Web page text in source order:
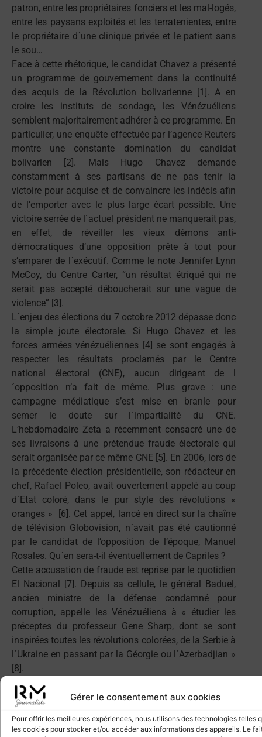
Gérer le consentement aux cookies
Pour offrir les meilleures expériences, nous utilisons des technologies telles
les cookies pour stocker et/ou accéder aux informations des appareils. Le
patron, entre les propriétaires fonciers et les mal-logés,
entre les paysans exploités et les terratenientes, entre
le propriétaire d´une clinique privée et le patient sans
le sou…
Face à cette rhétorique, le candidat Chavez a présenté
un programme de gouvernement dans la continuité
des acquis de la Révolution bolivarienne [1]. A en
croire les instituts de sondage, les Vénézuéliens
semblent majoritairement adhérer à ce programme. En
particulier, une enquête effectuée par l’agence Reuters
montre une constante domination du candidat
bolivarien [2]. Mais Hugo Chavez demande
constamment à ses partisans de ne pas tenir la
victoire pour acquise et de convaincre les indécis afin
de l’emporter avec le plus large écart possible. Une
victoire serrée de l´actuel président ne manquerait pas,
en effet, de réveiller les vieux démons anti-
démocratiques d’une opposition prête à tout pour
s’emparer de l´exécutif. Comme le note Jennifer Lynn
McCoy, du Centre Carter, “un résultat étriqué qui ne
serait pas accepté déboucherait sur une vague de
violence” [3].
L´enjeu des élections du 7 octobre 2012 dépasse donc
la simple joute électorale. Si Hugo Chavez et les
forces armées vénézuéliennes [4] se sont engagés à
respecter les résultats proclamés par le Centre
national électoral (CNE), aucun dirigeant de l
´opposition n’a fait de même. Plus grave : une
campagne médiatique s’est mise en branle pour
semer le doute sur l´impartialité du CNE.
L’hebdomadaire Zeta a récemment consacré une de
ses livraisons à une prétendue fraude électorale qui
serait organisée par ce même CNE [5]. En 2006, lors de
la précédente élection présidentielle, son rédacteur en
chef, Rafael Poleo, avait ouvertement appelé au coup
d´Etat coloré, dans le pur style des révolutions «
oranges » [6]. Cet appel, lancé en direct sur la chaîne
de télévision Globovision, n´avait pas été cautionné
par le candidat de l’opposition de l’époque, Manuel
Rosales. Qu´en sera-t-il éventuellement de Capriles ?
Cette accusation de fraude est reprise par le quotidien
El Nacional [7]. Depuis sa cellule, le général Baduel,
ancien ministre de la défense condamné pour
corruption, appelle les Vénézuéliens à « étudier les
préceptes du professeur Gene Sharp, dont se sont
inspirées toutes les révolutions colorées, de la Serbie à
l´Ukraine en passant par la Géorgie ou l´Azerbadjian »
[8].
Espagne, en Israël et en Colombie, ainsi que l´appel du
pied de Capriles aux militaires vénézuéliens [9], ont
nourri les spéculations du camp chaviste. Le